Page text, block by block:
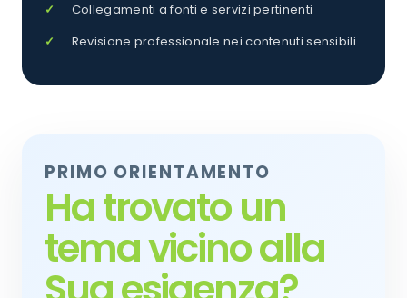
Collegamenti a fonti e servizi pertinenti
Revisione professionale nei contenuti sensibili
PRIMO ORIENTAMENTO
Ha trovato un
tema vicino alla